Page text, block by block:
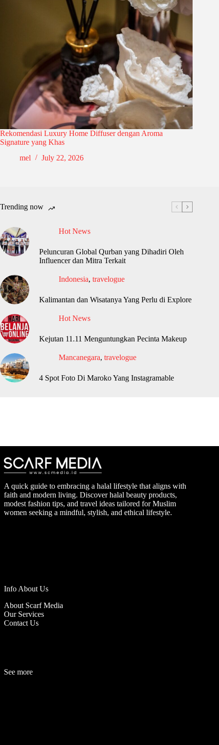
Rekomendasi Luxury Home Diffuser dengan Aroma
Signature yang Khas
mel
July 22, 2026
Trending now
Hot News
Peluncuran Global Qurban yang Dihadiri Oleh
Influencer dan Mitra Terkait
Indonesia, travelogue
Kalimantan dan Wisatanya Yang Perlu di Explore
Hot News
Kejutan 11.11 Menguntungkan Pecinta Makeup
Mancanegara, travelogue
4 Spot Foto Di Maroko Yang Instagramable
A quick guide to embracing a halal lifestyle that aligns with
faith and modern living. Discover halal beauty products,
modest fashion tips, and travel ideas tailored for Muslim
women seeking a mindful, stylish, and ethical lifestyle.
Info About Us
About Scarf Media
Our Services
Contact Us
See more